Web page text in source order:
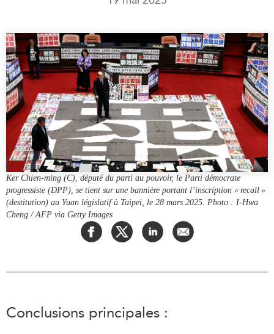
RECHERCHE
Toutes les publications
Asie du Sud-Est
Asie du Nord
Asie du Sud
Commerce avec l’Asie
CPTPP Portal
Bourses
Auteurs
PROGRAMMES
l’Indo-Pacifique
Nos Experts
Podcast Archive
PUBLICATIONS
Observatoire Asie
Perspectives
Dépêches
Rapports et notes de
synthèse
Réflexions stratégiques
Études de cas
NOTRE RÉSEAU DE
Ker Chien-ming (C), député du parti au pouvoir, le Parti démocrate
progressiste (DPP), se tient sur une bannière portant l’inscription « recall »
(destitution) au Yuan législatif à Taipei, le 28 mars 2025. Photo : I-Hwa
Cheng / AFP via Getty Images
Conclusions principales :